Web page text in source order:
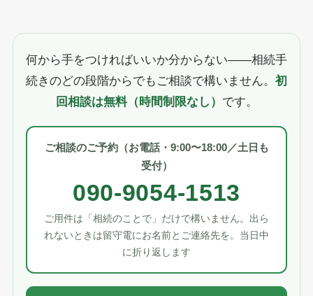
何から手をつければいいか分からない——相続手
続きのどの段階からでもご相談で構いません。 初
回相談は無料（時間制限なし） です。
ご相談のご予約（お電話・9:00〜18:00／土日も
受付）
090-9054-1513
ご用件は「相続のことで」だけで構いません。出ら
れないときは留守電にお名前とご連絡先を。当日中
に折り返します